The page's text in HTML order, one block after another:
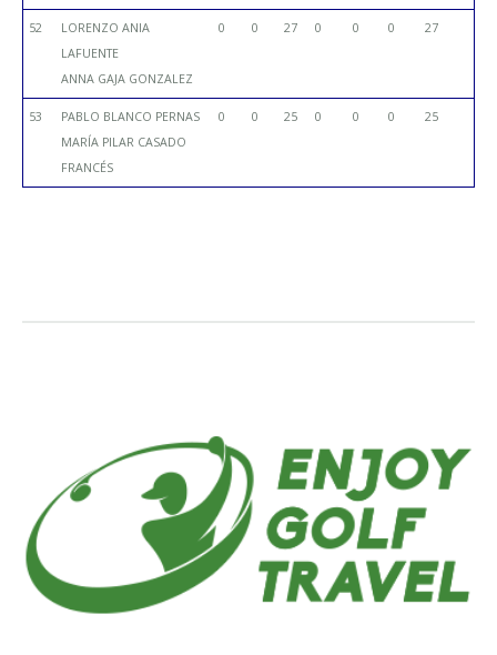
52
LORENZO ANIA
LAFUENTE
ANNA GAJA GONZALEZ
0 0 27 0 0 0 27
53
PABLO BLANCO PERNAS
MARÍA PILAR CASADO
FRANCÉS
0 0 25 0 0 0 25